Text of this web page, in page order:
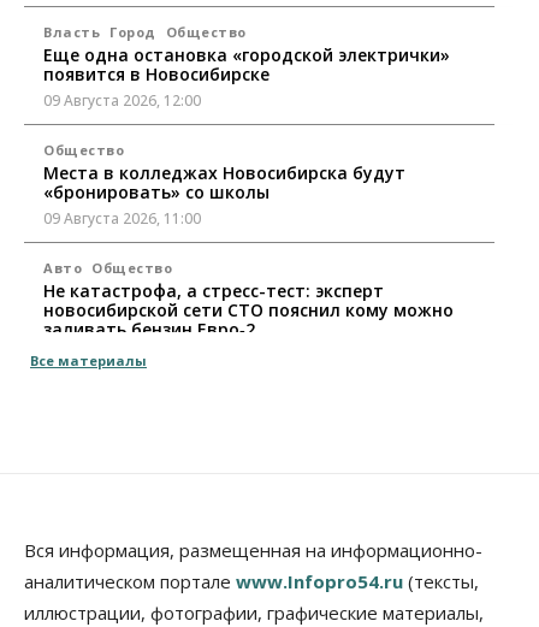
Власть Город Общество
Еще одна остановка «городской электрички»
появится в Новосибирске
09 Августа 2026, 12:00
Общество
Места в колледжах Новосибирска будут
«бронировать» со школы
09 Августа 2026, 11:00
Авто Общество
Не катастрофа, а стресс-тест: эксперт
новосибирской сети СТО пояснил кому можно
заливать бензин Евро‑2
09 Августа 2026, 10:00
Спрос на машино-места в
Новосибирской области вырос в полтора раза
08 Августа 2026, 18:00
Все материалы
Вся информация, размещенная на информационно-
аналитическом портале www.Infopro54.ru (тексты,
иллюстрации, фотографии, графические материалы,